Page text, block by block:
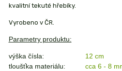
kvalitní tekuté hřebíky.
Vyrobeno v ČR.
Parametry produktu:
výška čísla:
12 cm
tloušťka materiálu:
cca 6 - 8